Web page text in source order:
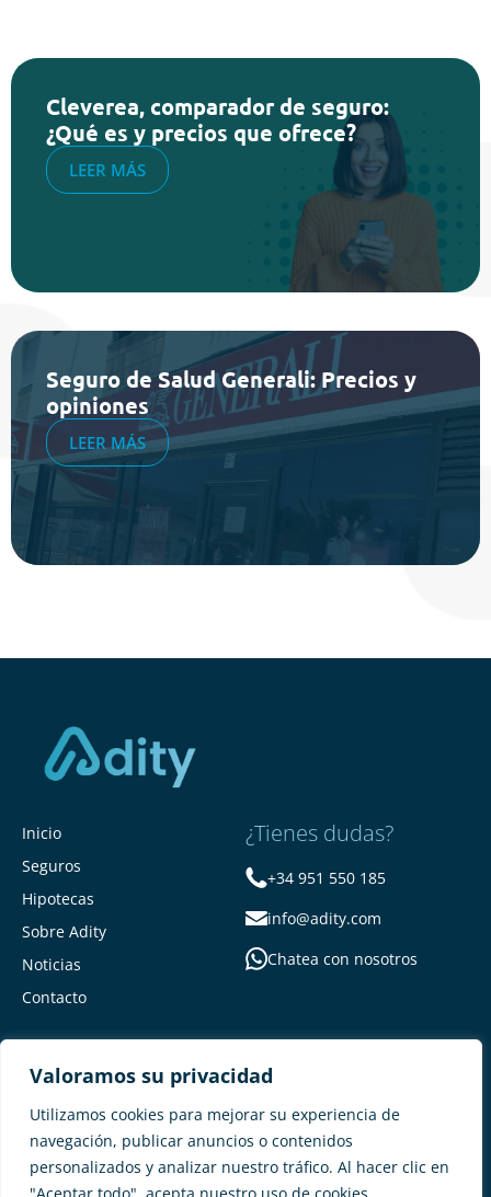
Valoramos su privacidad
Utilizamos cookies para mejorar su experiencia de
navegación, publicar anuncios o contenidos
personalizados y analizar nuestro tráfico. Al hacer clic en
Cleverea, comparador de seguro:
¿Qué es y precios que ofrece?
LEER MÁS
Seguro de Salud Generali: Precios y
opiniones
LEER MÁS
Inicio
Seguros
Hipotecas
Sobre Adity
Noticias
Contacto
¿Tienes dudas?
+34 951 550 185
info@adity.com
Chatea con nosotros
Adity Seguros – Mapa del Sitio –